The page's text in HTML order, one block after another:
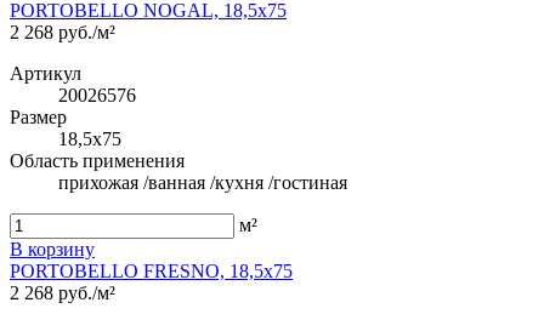
PORTOBELLO NOGAL, 18,5x75
2 268 руб./м²
Артикул
20026576
Размер
18,5x75
Область применения
прихожая /ванная /кухня /гостиная
м²
В корзину
PORTOBELLO FRESNO, 18,5x75
2 268 руб./м²